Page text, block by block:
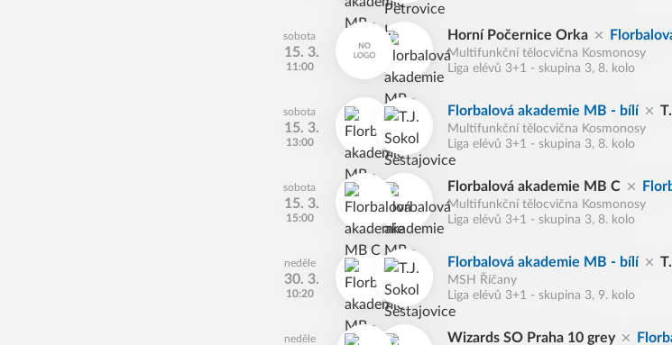
sobota
15. 3.
11:00
Horní Počernice Orka
Multifunkční tělocvična Kosmonosy
Liga elévů 3+1 - skupina 3, 8. kolo
sobota
15. 3.
13:00
Florbalová akademie MB - bílí
Multifunkční tělocvična Kosmonosy
Liga elévů 3+1 - skupina 3, 8. kolo
sobota
15. 3.
15:00
Florbalová akademie MB C
Multifunkční tělocvična Kosmonosy
Liga elévů 3+1 - skupina 3, 8. kolo
neděle
30. 3.
10:20
Florbalová akademie MB - bílí
MSH Říčany
Liga elévů 3+1 - skupina 3, 9. kolo
neděle Wizards SO Praha 10 grey